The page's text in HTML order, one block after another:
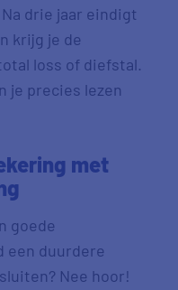
drie jaar eindigt
krijg je de
loss of diefstal.
je precies lezen
met
goede
een duurdere
Nee hoor!